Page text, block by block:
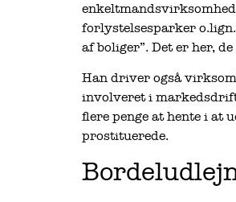
forlystelsesparker
af boliger”. Det er her,
Han driver også
involveret i
flere penge at hente i at
prostituerede.